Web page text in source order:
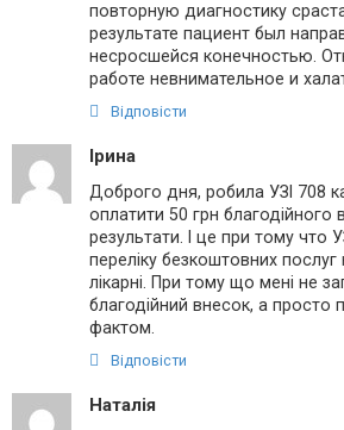
повторную диагностику
результате пациент был
несросшейся конечностью.
работе невнимательное и
Відповісти
Ірина
Доброго дня, робила УЗІ 708
оплатити 50 грн благодійного
результати. І це при тому что
переліку безкоштовних
лікарні. При тому що мені не
благодійний внесок, а просто
фактом.
Відповісти
Наталія